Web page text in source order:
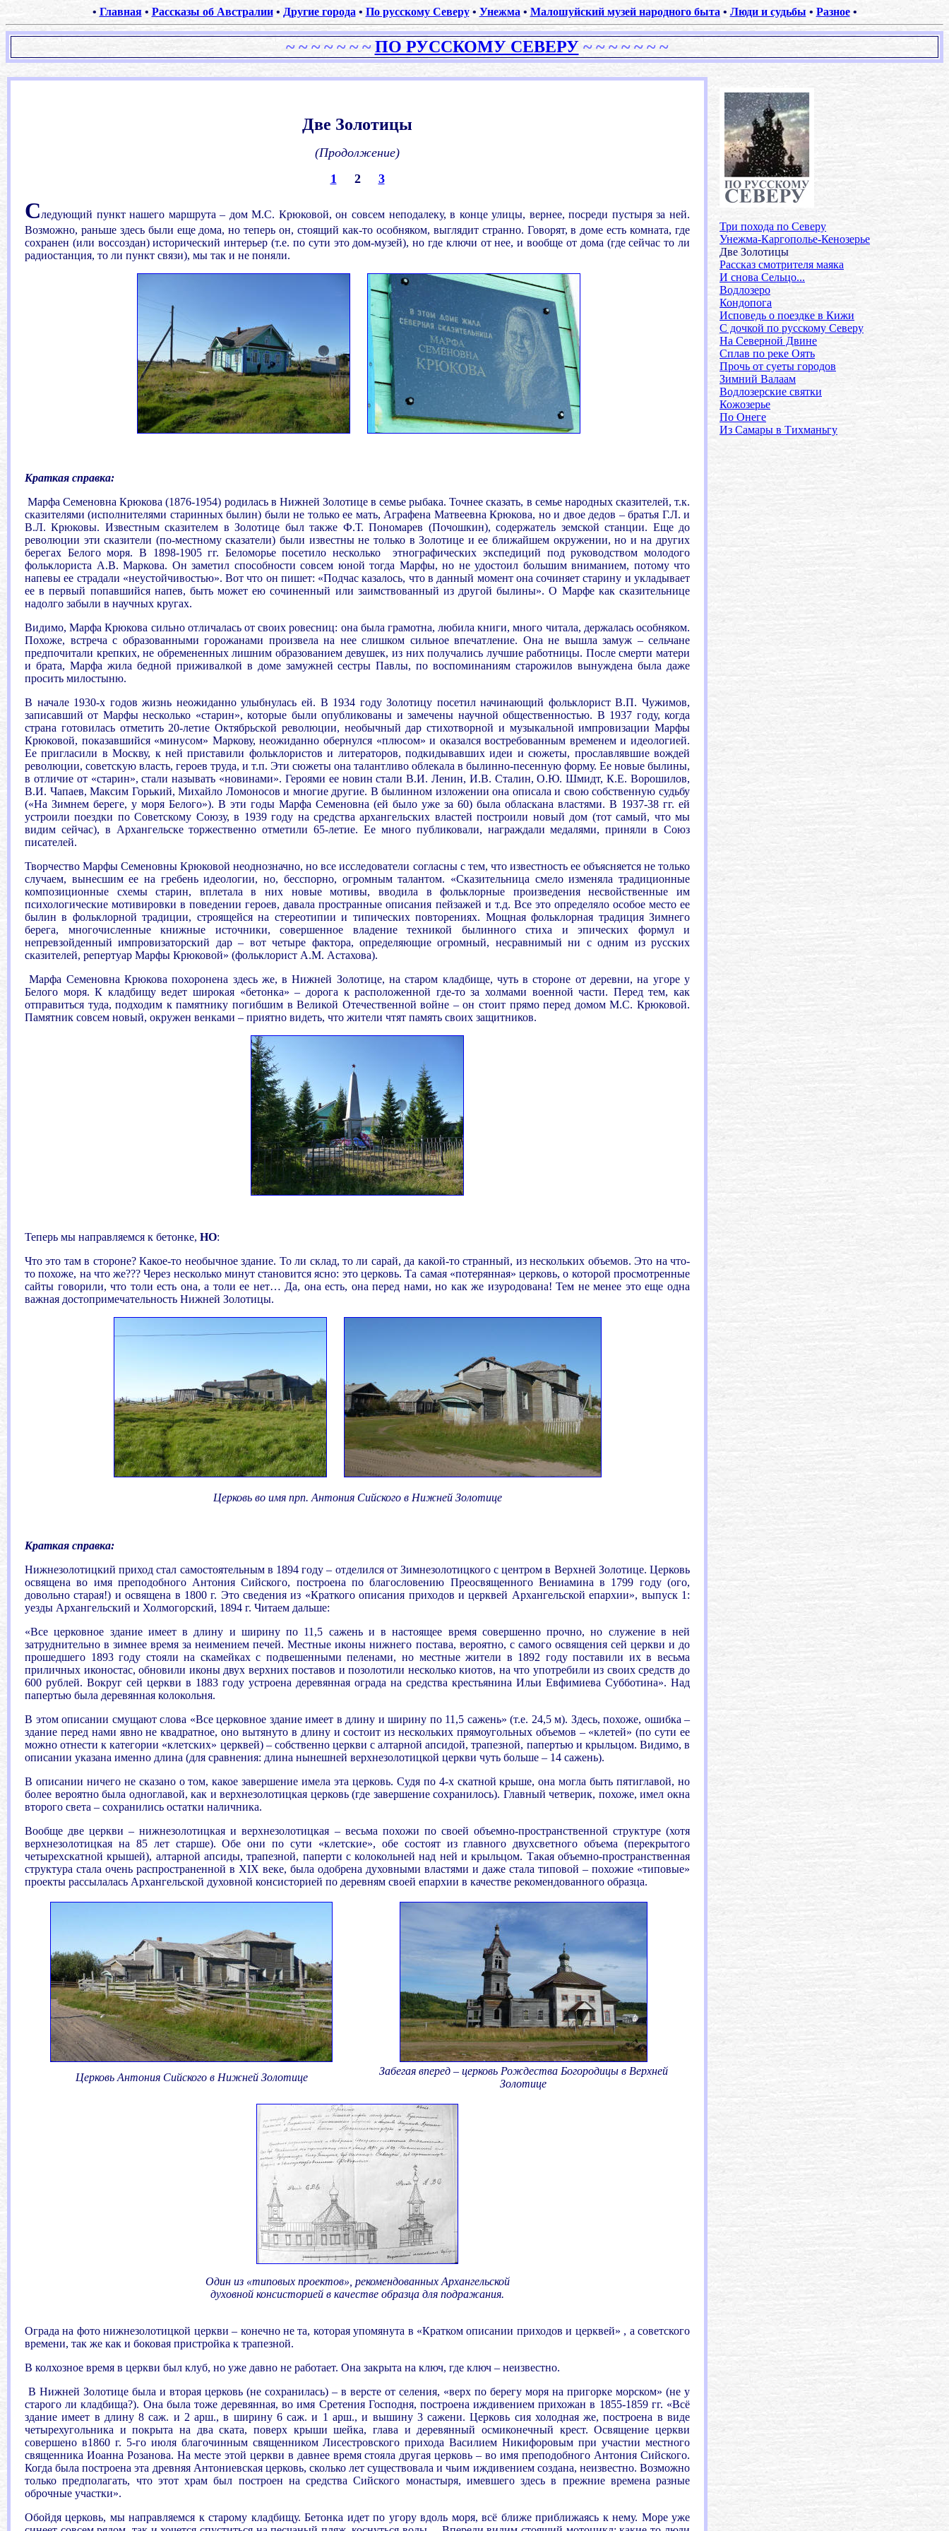
• Главная• Рассказы об Австралии• Другие города • По русскому Северу• Унежма • Малошуйский музей народного быта • Люди и судьбы • Разное•
~ ~ ~ ~ ~ ~ ~ПО РУССКОМУ СЕВЕРУ~ ~ ~ ~ ~ ~ ~
Две Золотицы
(Продолжение)
1 2 3
Следующий пункт нашего маршрута – дом М.С. Крюковой, он совсем неподалеку, в конце улицы, вернее, посреди пустыря за ней.
Возможно, раньше здесь были еще дома, но теперь он, стоящий как-то особняком, выглядит странно. Говорят, в доме есть комната, где
сохранен (или воссоздан) исторический интерьер (т.е. по сути это дом-музей), но где ключи от нее, и вообще от дома (где сейчас то ли
радиостанция, то ли пункт связи), мы так и не поняли.
Краткая справка:
Марфа Семеновна Крюкова (1876-1954) родилась в Нижней Золотице в семье рыбака. Точнее сказать, в семье народных сказителей, т.к.
сказителями (исполнителями старинных былин) были не только ее мать, Аграфена Матвеевна Крюкова, но и двое дедов – братья Г.Л. и
В.Л. Крюковы. Известным сказителем в Золотице был также Ф.Т. Пономарев (Почошкин), содержатель земской станции. Еще до
революции эти сказители (по-местному сказатели) были известны не только в Золотице и ее ближайшем окружении, но и на других
берегах Белого моря. В 1898-1905 гг. Беломорье посетило несколько этнографических экспедиций под руководством молодого
фольклориста А.В. Маркова. Он заметил способности совсем юной тогда Марфы, но не удостоил большим вниманием, потому что
напевы ее страдали «неустойчивостью». Вот что он пишет: «Подчас казалось, что в данный момент она сочиняет старину и укладывает
ее в первый попавшийся напев, быть может ею сочиненный или заимствованный из другой былины». О Марфе как сказительнице
надолго забыли в научных кругах.
Видимо, Марфа Крюкова сильно отличалась от своих ровесниц: она была грамотна, любила книги, много читала, держалась особняком.
Похоже, встреча с образованными горожанами произвела на нее слишком сильное впечатление. Она не вышла замуж – сельчане
предпочитали крепких, не обремененных лишним образованием девушек, из них получались лучшие работницы. После смерти матери
и брата, Марфа жила бедной приживалкой в доме замужней сестры Павлы, по воспоминаниям старожилов вынуждена была даже
просить милостыню.
В начале 1930-х годов жизнь неожиданно улыбнулась ей. В 1934 году Золотицу посетил начинающий фольклорист В.П. Чужимов,
записавший от Марфы несколько «старин», которые были опубликованы и замечены научной общественностью. В 1937 году, когда
страна готовилась отметить 20-летие Октябрьской революции, необычный дар стихотворной и музыкальной импровизации Марфы
Крюковой, показавшийся «минусом» Маркову, неожиданно обернулся «плюсом» и оказался востребованным временем и идеологией.
Ее пригласили в Москву, к ней приставили фольклористов и литераторов, подкидывавших идеи и сюжеты, прославлявшие вождей
революции, советскую власть, героев труда, и т.п. Эти сюжеты она талантливо облекала в былинно-песенную форму. Ее новые былины,
в отличие от «старин», стали называть «новинами». Героями ее новин стали В.И. Ленин, И.В. Сталин, О.Ю. Шмидт, К.Е. Ворошилов,
В.И. Чапаев, Максим Горький, Михайло Ломоносов и многие другие. В былинном изложении она описала и свою собственную судьбу
(«На Зимнем береге, у моря Белого»). В эти годы Марфа Семеновна (ей было уже за 60) была обласкана властями. В 1937-38 гг. ей
устроили поездки по Советскому Союзу, в 1939 году на средства архангельских властей построили новый дом (тот самый, что мы
видим сейчас), в Архангельске торжественно отметили 65-летие. Ее много публиковали, награждали медалями, приняли в Союз
писателей.
Творчество Марфы Семеновны Крюковой неоднозначно, но все исследователи согласны с тем, что известность ее объясняется не только
случаем, вынесшим ее на гребень идеологии, но, бесспорно, огромным талантом. «Сказительница смело изменяла традиционные
композиционные схемы старин, вплетала в них новые мотивы, вводила в фольклорные произведения несвойственные им
психологические мотивировки в поведении героев, давала пространные описания пейзажей и т.д. Все это определяло особое место ее
былин в фольклорной традиции, строящейся на стереотипии и типических повторениях. Мощная фольклорная традиция Зимнего
берега, многочисленные книжные источники, совершенное владение техникой былинного стиха и эпических формул и
непревзойденный импровизаторский дар – вот четыре фактора, определяющие огромный, несравнимый ни с одним из русских
сказителей, репертуар Марфы Крюковой» (фольклорист А.М. Астахова).
Марфа Семеновна Крюкова похоронена здесь же, в Нижней Золотице, на старом кладбище, чуть в стороне от деревни, на угоре у
Белого моря. К кладбищу ведет широкая «бетонка» – дорога к расположенной где-то за холмами военной части. Перед тем, как
отправиться туда, подходим к памятнику погибшим в Великой Отечественной войне – он стоит прямо перед домом М.С. Крюковой.
Памятник совсем новый, окружен венками – приятно видеть, что жители чтят память своих защитников.
Теперь мы направляемся к бетонке, НО:
Что это там в стороне? Какое-то необычное здание. То ли склад, то ли сарай, да какой-то странный, из нескольких объемов. Это на что-
то похоже, на что же??? Через несколько минут становится ясно: это церковь. Та самая «потерянная» церковь, о которой просмотренные
сайты говорили, что толи есть она, а толи ее нет… Да, она есть, она перед нами, но как же изуродована! Тем не менее это еще одна
важная достопримечательность Нижней Золотицы.
Церковь во имя прп. Антония Сийского в Нижней Золотице
Краткая справка:
Нижнезолотицкий приход стал самостоятельным в 1894 году – отделился от Зимнезолотицкого с центром в Верхней Золотице. Церковь
освящена во имя преподобного Антония Сийского, построена по благословению Преосвященного Вениамина в 1799 году (ого,
довольно старая!) и освящена в 1800 г. Это сведения из «Краткого описания приходов и церквей Архангельской епархии», выпуск 1:
уезды Архангельский и Холмогорский, 1894 г. Читаем дальше:
«Все церковное здание имеет в длину и ширину по 11,5 сажень и в настоящее время совершенно прочно, но служение в ней
затруднительно в зимнее время за неимением печей. Местные иконы нижнего постава, вероятно, с самого освящения сей церкви и до
прошедшего 1893 году стояли на скамейках с подвешенными пеленами, но местные жители в 1892 году поставили их в весьма
приличных иконостас, обновили иконы двух верхних поставов и позолотили несколько киотов, на что употребили из своих средств до
600 рублей. Вокруг сей церкви в 1883 году устроена деревянная ограда на средства крестьянина Ильи Евфимиева Субботина». Над
папертью была деревянная колокольня.
В этом описании смущают слова «Все церковное здание имеет в длину и ширину по 11,5 сажень» (т.е. 24,5 м). Здесь, похоже, ошибка –
здание перед нами явно не квадратное, оно вытянуто в длину и состоит из нескольких прямоугольных объемов – «клетей» (по сути ее
можно отнести к категории «клетских» церквей) – собственно церкви с алтарной апсидой, трапезной, папертью и крыльцом. Видимо, в
описании указана именно длина (для сравнения: длина нынешней верхнезолотицкой церкви чуть больше – 14 сажень).
В описании ничего не сказано о том, какое завершение имела эта церковь. Судя по 4-х скатной крыше, она могла быть пятиглавой, но
более вероятно была одноглавой, как и верхнезолотицкая церковь (где завершение сохранилось). Главный четверик, похоже, имел окна
второго света – сохранились остатки наличника.
Вообще две церкви – нижнезолотицкая и верхнезолотицкая – весьма похожи по своей объемно-пространственной структуре (хотя
верхнезолотицкая на 85 лет старше). Обе они по сути «клетские», обе состоят из главного двухсветного объема (перекрытого
четырехскатной крышей), алтарной апсиды, трапезной, паперти с колокольней над ней и крыльцом. Такая объемно-пространственная
структура стала очень распространенной в XIX веке, была одобрена духовными властями и даже стала типовой – похожие «типовые»
проекты рассылалась Архангельской духовной консисторией по деревням своей епархии в качестве рекомендованного образца.
Церковь Антония Сийского в Нижней Золотице
Забегая вперед – церковь Рождества Богородицы в Верхней
Золотице
Один из «типовых проектов», рекомендованных Архангельской
духовной консисторией в качестве образца для подражания.
Ограда на фото нижнезолотицкой церкви – конечно не та, которая упомянута в «Кратком описании приходов и церквей» , а советского
времени, так же как и боковая пристройка к трапезной.
В колхозное время в церкви был клуб, но уже давно не работает. Она закрыта на ключ, где ключ – неизвестно.
В Нижней Золотице была и вторая церковь (не сохранилась) – в версте от селения, «верх по берегу моря на пригорке морском» (не у
старого ли кладбища?). Она была тоже деревянная, во имя Сретения Господня, построена иждивением прихожан в 1855-1859 гг. «Всё
здание имеет в длину 8 саж. и 2 арш., в ширину 6 саж. и 1 арш., и вышину 3 сажени. Церковь сия холодная же, построена в виде
четырехугольника и покрыта на два ската, поверх крыши шейка, глава и деревянный осмиконечный крест. Освящение церкви
совершено в1860 г. 5-го июля благочинным священником Лисестровского прихода Василием Никифоровым при участии местного
священника Иоанна Розанова. На месте этой церкви в давнее время стояла другая церковь – во имя преподобного Антония Сийского.
Когда была построена эта древняя Антониевская церковь, сколько лет существовала и чьим иждивением создана, неизвестно. Возможно
только предполагать, что этот храм был построен на средства Сийского монастыря, имевшего здесь в прежние времена разные
оброчные участки».
Обойдя церковь, мы направляемся к старому кладбищу. Бетонка идет по угору вдоль моря, всё ближе приближаясь к нему. Море уже
Три похода по Северу
Унежма-Каргополье-Кенозерье
Две Золотицы
Рассказ смотрителя маяка
И снова Сельцо...
Водлозеро
Кондопога
Исповедь о поездке в Кижи
С дочкой по русскому Северу
На Северной Двине
Сплав по реке Оять
Прочь от суеты городов
Зимний Валаам
Водлозерские святки
Кожозерье
По Онеге
Из Самары в Тихманьгу